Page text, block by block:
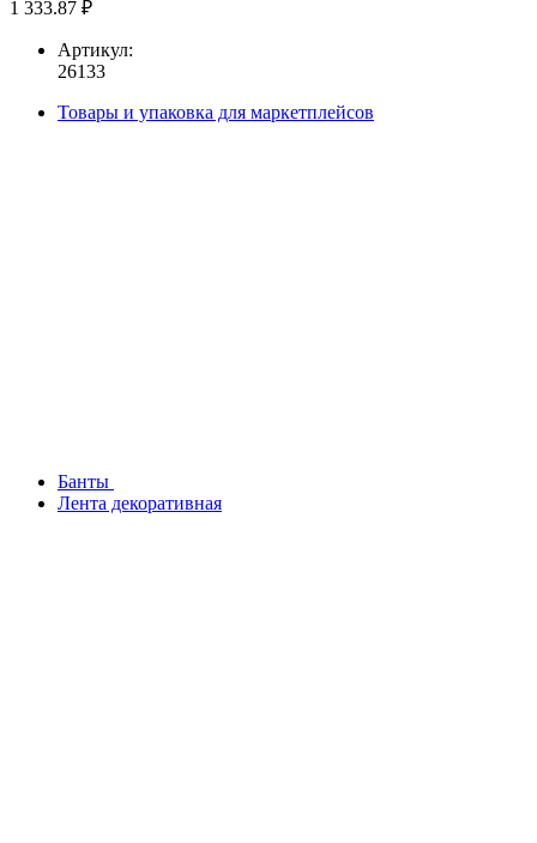
1 333.87 ₽
Артикул:
26133
Товары и упаковка для маркетплейсов
Банты
Лента декоративная